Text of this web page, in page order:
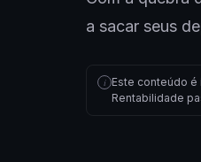
a sacar seus
i Este conteúdo
Rentabilidade